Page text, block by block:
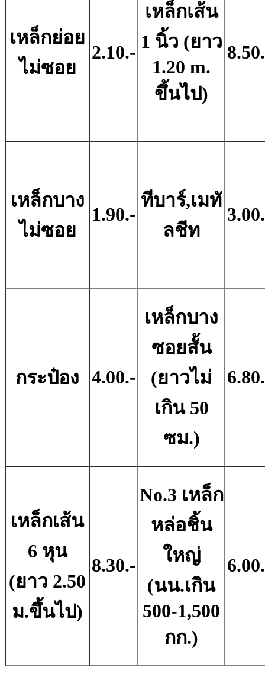
เหล็กย่อย
ไม่ซอย
2.10.-
เหล็กเส้น
1 นิ้ว (ยาว
1.20 m.
ขึ้นไป)
เหล็กบาง
ไม่ซอย
1.90.-
ทีบาร์,เมทั
ลชีท
กระป๋อง 4.00.-
เหล็กบาง
ซอยสั้น
(ยาวไม่
เกิน 50
ซม.)
เหล็กเส้น
6 หุน
(ยาว 2.50
ม.ขึ้นไป)
8.30.-
No.3 เหล็ก
หล่อชิ้น
ใหญ่
(นน.เกิน
500-1,500
กก.)